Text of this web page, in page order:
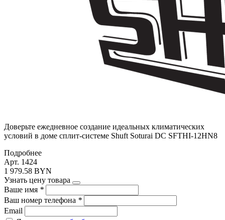
Доверьте ежедневное создание идеальных климатических
условий в доме сплит-системе Shuft Soturai DC SFTHI-12HN8
Подробнее
Арт. 1424
1 979.58 BYN
Узнать цену товара
Ваше имя *
Ваш номер телефона *
Email